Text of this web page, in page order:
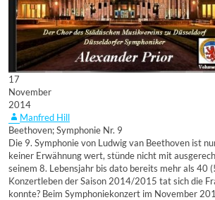
17
November
2014
Manfred Hill
Beethoven; Symphonie Nr. 9
Die 9. Symphonie von Ludwig van Beethoven ist
keiner Erwähnung wert, stünde nicht mit
seinem 8. Lebensjahr bis dato bereits mehr als 40
Konzertleben der Saison 2014/2015 tat sich die
konnte? Beim Symphoniekonzert im November